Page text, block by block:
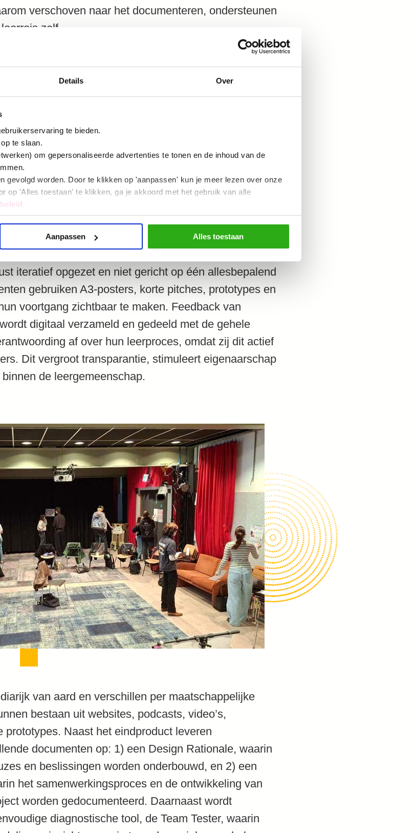
Details Over
te bieden.
te slaan.
om gepersonaliseerde advertenties te tonen en de inhoud van de
gevolgd worden. Door te klikken op 'aanpassen' kun je meer lezen over onze
op 'Alles toestaan' te klikken, ga je akkoord met het gebruik van alle
Aanpassen Alles toestaan
verschoven naar het documenteren, ondersteunen
zelf.
Toetsing wordt daarbij niet uitsluitend gezien als een
Het kader zoekt een balans tussen de ontwikkeling
en professionele identiteitsvorming,
leiderschap anderzijds.
de kern van dit proces. Studenten documenteren
voortgang, verantwoorden hun ontwikkeling en
vanuit de digitale leeromgeving (LMS). Deze
door drie formatieve en één summatieve ‘End of
over het semester.
iteratief opgezet en niet gericht op één allesbepalend
gebruiken A3-posters, korte pitches, prototypes en
voortgang zichtbaar te maken. Feedback van
digitaal verzameld en gedeeld met de gehele
af over hun leerproces, omdat zij dit actief
Dit vergroot transparantie, stimuleert eigenaarschap
de leergemeenschap.
van aard en verschillen per maatschappelijke
bestaan uit websites, podcasts, video’s,
prototypes. Naast het eindproduct leveren
documenten op: 1) een Design Rationale, waarin
en beslissingen worden onderbouwd, en 2) een
het samenwerkingsproces en de ontwikkeling van
worden gedocumenteerd. Daarnaast wordt
diagnostische tool, de Team Tester, waarin